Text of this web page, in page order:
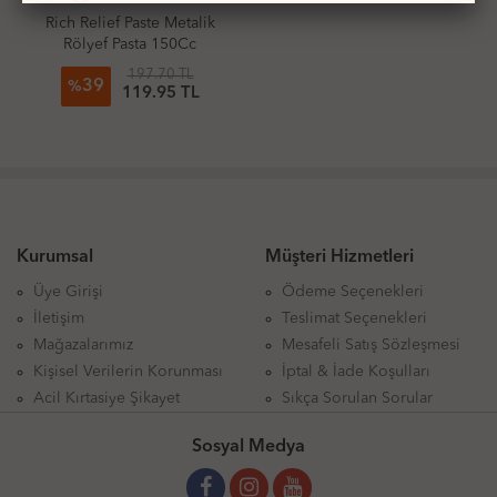
Rich Relief Paste Metalik
Rölyef Pasta 150Cc
%39
197.70 TL
119.95 TL
Kurumsal
Üye Girişi
İletişim
Mağazalarımız
Kişisel Verilerin Korunması
Acil Kırtasiye Şikayet
Müşteri Hizmetleri
Ödeme Seçenekleri
Teslimat Seçenekleri
Mesafeli Satış Sözleşmesi
İptal & İade Koşulları
Sıkça Sorulan Sorular
Sosyal Medya